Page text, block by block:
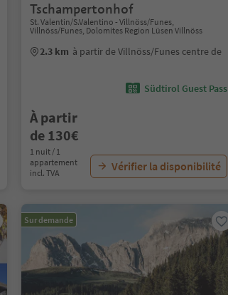
Tschampertonhof
St. Valentin/S.Valentino - Villnöss/Funes,
Villnöss/Funes, Dolomites Region Lüsen Villnöss
2.3 km à partir de Villnöss/Funes centre de
Südtirol Guest Pass
À partir
de 130€
1 nuit / 1
appartement
incl. TVA
Vérifier la disponibilité
Sur demande